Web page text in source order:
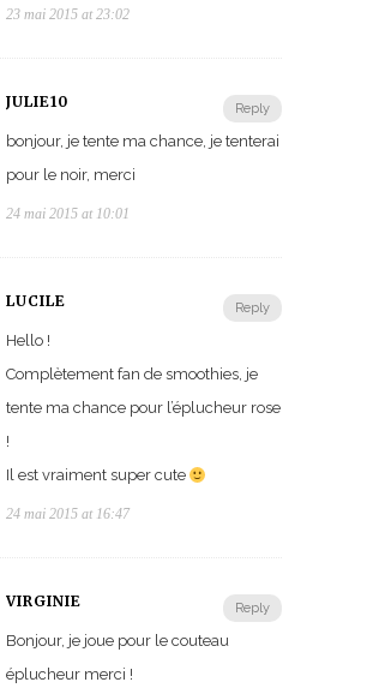
23 mai 2015 at 23:02
Reply
JULIE10
bonjour, je tente ma chance, je tenterai
pour le noir, merci
24 mai 2015 at 10:01
Reply
LUCILE
Hello !
Complètement fan de smoothies, je
tente ma chance pour l’éplucheur rose
!
Il est vraiment super cute
24 mai 2015 at 16:47
Reply
VIRGINIE
Bonjour, je joue pour le couteau
éplucheur merci !